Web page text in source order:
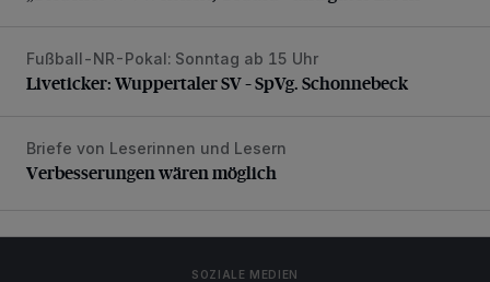
Liveticker: Wuppertaler SV – SpVg. Schonnebeck
Fußball-NR-Pokal: Sonntag ab 15 Uhr
Liveticker: Wuppertaler SV – SpVg. Schonnebeck
Verbesserungen wären möglich
Briefe von Leserinnen und Lesern
Verbesserungen wären möglich
SOZIALE MEDIEN